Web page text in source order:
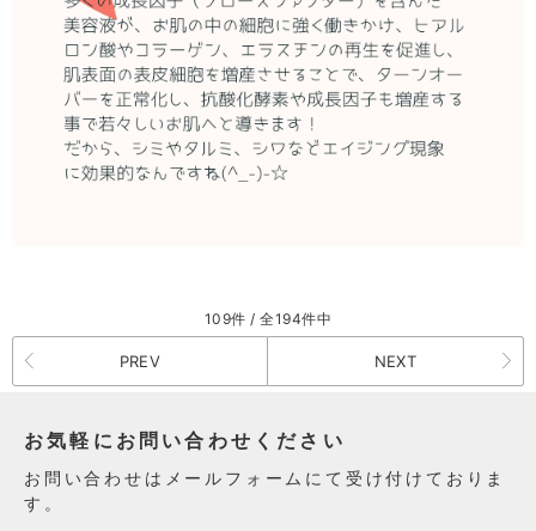
109件 / 全194件中
PREV NEXT
お気軽にお問い合わせください
お問い合わせはメールフォームにて受け付けておりま
す。